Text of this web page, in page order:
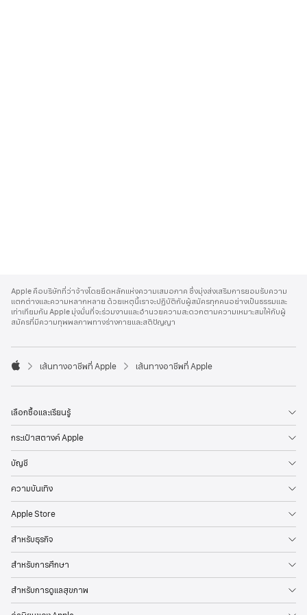
p
p
l
e
o
t
r
Apple คือบริษัทที่ว่าจ้างโดยยึดหลักแห่งความเสมอภาค ซึ่งมุ่งส่งเสริมการยอมรับความ
แตกต่างและความหลากหลาย ด้วยเหตุนี้เราจะปฏิบัติกับผู้สมัครทุกคนอย่างเป็นธรรมและ
เท่าเทียมกัน Apple มุ่งมั่นที่จะร่วมงานและอำนวยความสะดวกตามความเหมาะสมให้กับผู้
สมัครที่มีความทุพพลภาพทางร่างกายและสติปัญญา

p
l
เส้นทางอาชีพที่ Apple เส้นทางอาชีพที่ Apple
เลือกซื้อและเรียนรู้
กระเป๋าสตางค์ Apple
บัญชี
ความบันเทิง
Apple Store
สำหรับธุรกิจ
สำหรับการศึกษา
สำหรับการดูแลสุขภาพ